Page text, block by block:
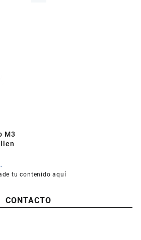
M3
tu contenido aquí
CONTACTO